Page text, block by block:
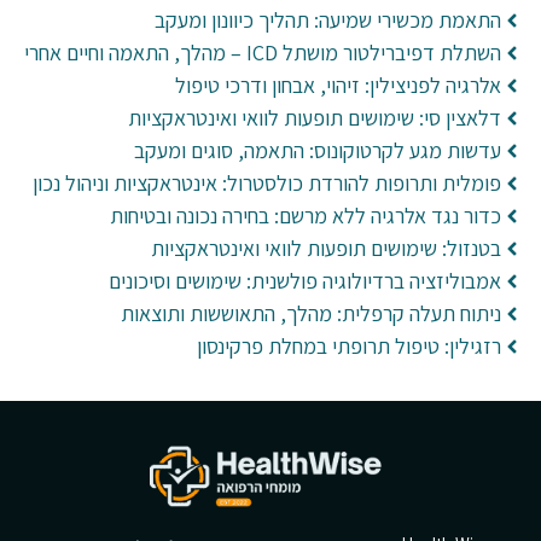
התאמת מכשירי שמיעה: תהליך כיוונון ומעקב
השתלת דפיברילטור מושתל ICD – מהלך, התאמה וחיים אחרי
אלרגיה לפניצילין: זיהוי, אבחון ודרכי טיפול
דלאצין סי: שימושים תופעות לוואי ואינטראקציות
עדשות מגע לקרטוקונוס: התאמה, סוגים ומעקב
פומלית ותרופות להורדת כולסטרול: אינטראקציות וניהול נכון
כדור נגד אלרגיה ללא מרשם: בחירה נכונה ובטיחות
בטנזול: שימושים תופעות לוואי ואינטראקציות
אמבוליזציה ברדיולוגיה פולשנית: שימושים וסיכונים
ניתוח תעלה קרפלית: מהלך, התאוששות ותוצאות
רזגילין: טיפול תרופתי במחלת פרקינסון